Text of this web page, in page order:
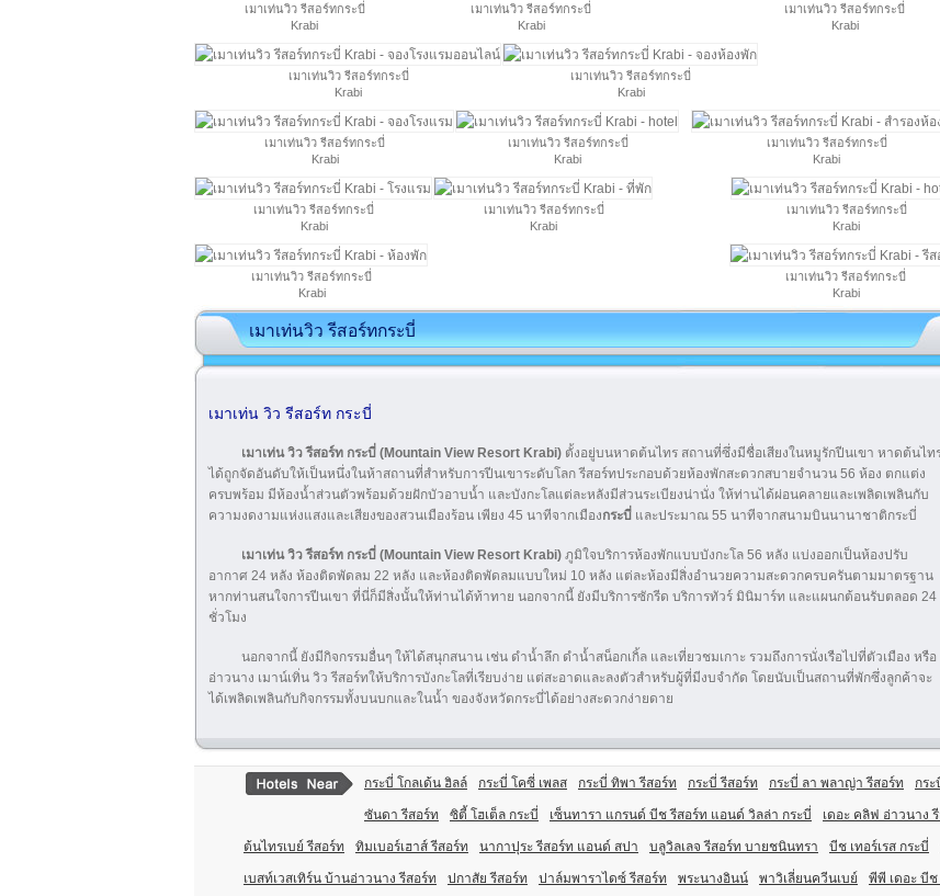
เมาเท่นวิว รีสอร์ทกระบี่
Krabi
เมาเท่นวิว รีสอร์ทกระบี่
Krabi
เมาเท่นวิว รีสอร์ทกระบี่
Krabi
เมาเท่นวิว รีสอร์ทกระบี่
Krabi
เมาเท่นวิว รีสอร์ทกระบี่
Krabi
เมาเท่นวิว รีสอร์ทกระบี่
Krabi
เมาเท่นวิว รีสอร์ทกระบี่
Krabi
เมาเท่นวิว รีสอร์ทกระบี่
Krabi
เมาเท่นวิว รีสอร์ทกระบี่
Krabi
เมาเท่นวิว รีสอร์ทกระบี่
Krabi
เมาเท่นวิว รีสอร์ทกระบี่
Krabi
เมาเท่นวิว รีสอร์ทกระบี่
Krabi
เมาเท่นวิว รีสอร์ทกระบี่
Krabi
เมาเท่นวิว รีสอร์ทกระบี่
เมาเท่น วิว รีสอร์ท กระบี่
เมาเท่น วิว รีสอร์ท กระบี่ (Mountain View Resort Krabi) ตั้งอยู่บนหาดต้นไทร สถานที่ซึ่งมีชื่อเสียงในหมูรักปีนเขา หาดต้นไท
ได้ถูกจัดอันดับให้เป็นหนึ่งในห้าสถานที่สำหรับการปีนเขาระดับโลก รีสอร์ทประกอบด้วยห้องพักสะดวกสบายจำนวน 56 ห้อง ตกแต่ง
ครบพร้อม มีห้องนํ้าส่วนตัวพร้อมด้วยฝักบัวอาบนํ้า และบังกะโลแต่ละหลังมีส่วนระเบียงน่านั่ง ให้ท่านได้ผ่อนคลายและเพลิดเพลินกับ
ความงดงามแห่งแสงและเสียงของสวนเมืองร้อน เพียง 45 นาทีจากเมืองกระบี่ และประมาณ 55 นาทีจากสนามบินนานาชาติกระบี่
เมาเท่น วิว รีสอร์ท กระบี่ (Mountain View Resort Krabi) ภูมิใจบริการห้องพักแบบบังกะโล 56 หลัง แบ่งออกเป็นห้องปรับ
อากาศ 24 หลัง ห้องติดพัดลม 22 หลัง และห้องติดพัดลมแบบใหม่ 10 หลัง แต่ละห้องมีสิ่งอำนวยความสะดวกครบครันตามมาตรฐาน
หากท่านสนใจการปีนเขา ที่นี่ก็มีสิ่งนั้นให้ท่านได้ท้าทาย นอกจากนี้ ยังมีบริการซักรีด บริการทัวร์ มินิมาร์ท และแผนกต้อนรับตลอด 24
ชั่วโมง
นอกจากนี้ ยังมีกิจกรรมอื่นๆ ให้ได้สนุกสนาน เช่น ดำน้ำลึก ดำน้ำสน็อกเกิ้ล และเที่ยวชมเกาะ รวมถึงการนั่งเรือไปที่ตัวเมือง หรือ
อ่าวนาง เมาน์เทิ่น วิว รีสอร์ทให้บริการบังกะโลที่เรียบง่าย แต่สะอาดและลงตัวสำหรับผู้ที่มีงบจำกัด โดยนับเป็นสถานที่พักซึ่งลูกค้าจะ
ได้เพลิดเพลินกับกิจกรรมทั้งบนบกและในน้ำ ของจังหวัดกระบี่ได้อย่างสะดวกง่ายดาย
กระบี่ โกลเด้น ฮิลล์ กระบี่ โคซี่ เพลส กระบี่ ทิพา รีสอร์ท กระบี่ รีสอร์ท กระบี่ ลา พลาญ่า รีสอร์ท กร
ซันดา รีสอร์ท ซิตี้ โฮเต็ล กระบี่ เซ็นทารา แกรนด์ บีช รีสอร์ท แอนด์ วิลล่า กระบี่ เดอะ คลิฟ อ่าวนาง
ต้นไทรเบย์ รีสอร์ท ทิมเบอร์เฮาส์ รีสอร์ท นากาปุระ รีสอร์ท แอนด์ สปา บลูวิลเลจ รีสอร์ท บายชนินทรา บีช เทอร์เรส กระบี่
เบสท์เวสเทิร์น บ้านอ่าวนาง รีสอร์ท ปกาสัย รีสอร์ท ปาล์มพาราไดซ์ รีสอร์ท พระนางอินน์ พาวิเลี่ยนควีนเบย์ พีพี เดอะ บีช